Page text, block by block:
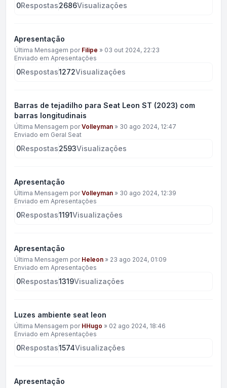
0Respostas2686Visualizações
Apresentação
Última Mensagem por Filipe » 03 out 2024, 22:23
Enviado em Apresentações
0Respostas1272Visualizações
Barras de tejadilho para Seat Leon ST (2023) com
barras longitudinais
Última Mensagem porVolleyman » 30 ago 2024, 12:47
Enviado em Geral Seat
0Respostas2593Visualizações
Apresentação
Última Mensagem porVolleyman » 30 ago 2024, 12:39
Enviado em Apresentações
0Respostas1191Visualizações
Apresentação
Última Mensagem por Heleon » 23 ago 2024, 01:09
Enviado em Apresentações
0Respostas1319Visualizações
Luzes ambiente seat leon
Última Mensagem por HHugo » 02 ago 2024, 18:46
Enviado em Apresentações
0Respostas1574Visualizações
Apresentação